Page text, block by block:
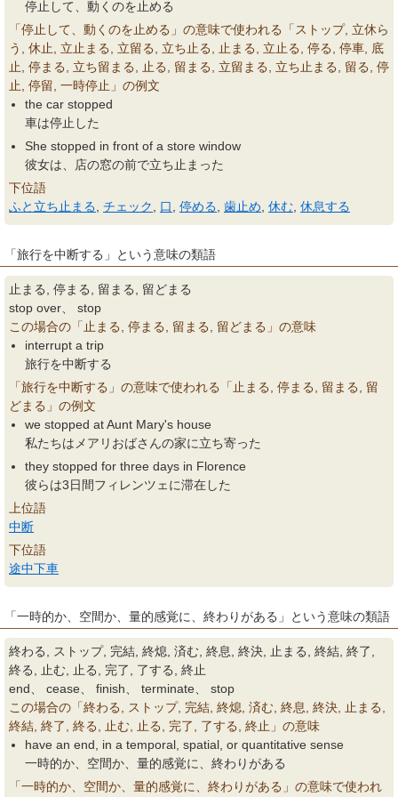
停止して、動くのを止める
「停止して、動くのを止める」の意味で使われる「ストップ, 立休ら
う, 休止, 立止まる, 立留る, 立ち止る, 止まる, 立止る, 停る, 停車, 底
止, 停まる, 立ち留まる, 止る, 留まる, 立留まる, 立ち止まる, 留る, 停
止, 停留, 一時停止」の例文
the car stopped
車は停止した
She stopped in front of a store window
彼女は、店の窓の前で立ち止まった
下位語
ふと立ち止まる チェック 口 停める 歯止め 休む 休息する
「旅行を中断する」という意味の類語
止まる, 停まる, 留まる, 留どまる
stop over、 stop
この場合の「止まる, 停まる, 留まる, 留どまる」の意味
interrupt a trip
旅行を中断する
「旅行を中断する」の意味で使われる「止まる, 停まる, 留まる, 留
どまる」の例文
we stopped at Aunt Mary's house
私たちはメアリおばさんの家に立ち寄った
they stopped for three days in Florence
彼らは3日間フィレンツェに滞在した
上位語
中断
下位語
途中下車
「一時的か、空間か、量的感覚に、終わりがある」という意味の類語
終わる, ストップ, 完結, 終熄, 済む, 終息, 終決, 止まる, 終結, 終了,
終る, 止む, 止る, 完了, 了する, 終止
end、 cease、 finish、 terminate、 stop
この場合の「終わる, ストップ, 完結, 終熄, 済む, 終息, 終決, 止まる,
終結, 終了, 終る, 止む, 止る, 完了, 了する, 終止」の意味
have an end, in a temporal, spatial, or quantitative sense
一時的か、空間か、量的感覚に、終わりがある
「一時的か、空間か、量的感覚に、終わりがある」の意味で使われ